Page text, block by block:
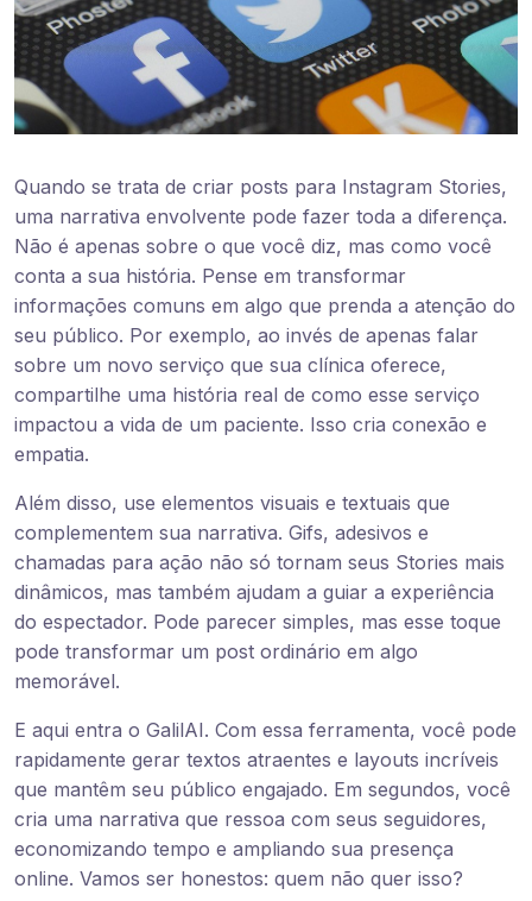
Quando se trata de criar posts para Instagram Stories,
uma narrativa envolvente pode fazer toda a diferença.
Não é apenas sobre o que você diz, mas como você
conta a sua história. Pense em transformar
informações comuns em algo que prenda a atenção do
seu público. Por exemplo, ao invés de apenas falar
sobre um novo serviço que sua clínica oferece,
compartilhe uma história real de como esse serviço
impactou a vida de um paciente. Isso cria conexão e
empatia.
Além disso, use elementos visuais e textuais que
complementem sua narrativa. Gifs, adesivos e
chamadas para ação não só tornam seus Stories mais
dinâmicos, mas também ajudam a guiar a experiência
do espectador. Pode parecer simples, mas esse toque
pode transformar um post ordinário em algo
memorável.
E aqui entra o GalilAI. Com essa ferramenta, você pode
rapidamente gerar textos atraentes e layouts incríveis
que mantêm seu público engajado. Em segundos, você
cria uma narrativa que ressoa com seus seguidores,
economizando tempo e ampliando sua presença
online. Vamos ser honestos: quem não quer isso?